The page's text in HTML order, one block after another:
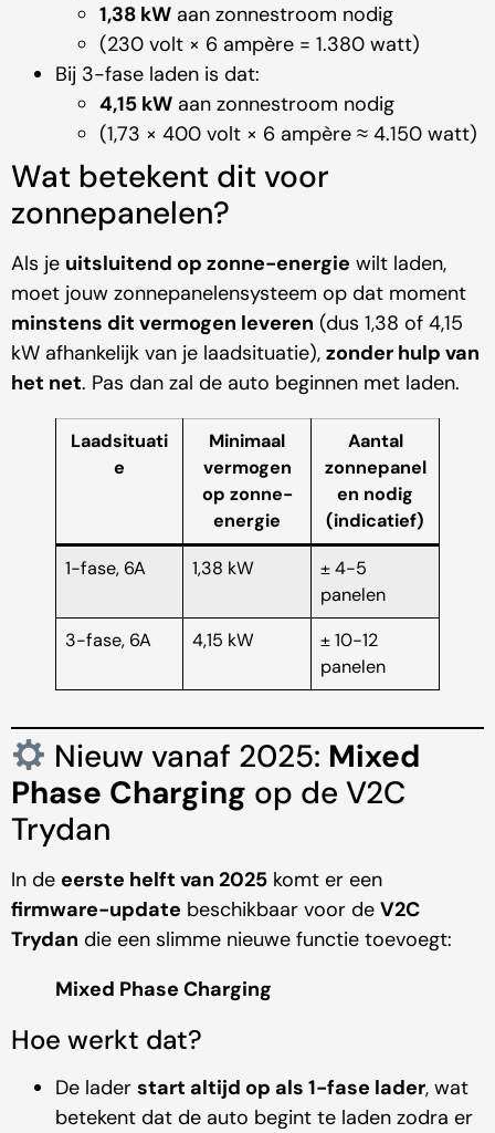
1,38 kW aan zonnestroom nodig
(230 volt × 6 ampère = 1.380 watt)
Bij 3-fase laden is dat:
4,15 kW aan zonnestroom nodig
(1,73 × 400 volt × 6 ampère ≈ 4.150 watt)
Wat betekent dit voor
zonnepanelen?
Als je uitsluitend op zonne-energie wilt laden,
moet jouw zonnepanelensysteem op dat moment
minstens dit vermogen leveren (dus 1,38 of 4,15
kW afhankelijk van je laadsituatie), zonder hulp van
het net. Pas dan zal de auto beginnen met laden.
Laadsituati
e
Minimaal
vermogen
op zonne-
energie
Aantal
zonnepanel
en nodig
(indicatief)
1-fase, 6A 1,38 kW
± 4-5
panelen
3-fase, 6A
4,15 kW
± 10-12
panelen
Nieuw vanaf 2025: Mixed
Phase Charging op de V2C
Trydan
In de eerste helft van 2025 komt er een
firmware-update beschikbaar voor de V2C
Trydan die een slimme nieuwe functie toevoegt:
Mixed Phase Charging
Hoe werkt dat?
De lader start altijd op als 1-fase lader, wat
betekent dat de auto begint te laden zodra er